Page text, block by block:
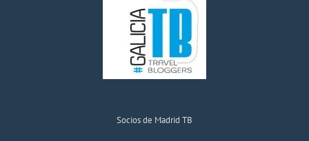
Socios de Madrid TB